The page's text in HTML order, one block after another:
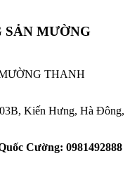
SẢN MƯỜNG
THANH
Kiến Hưng, Hà Đông,
Cường: 0981492888